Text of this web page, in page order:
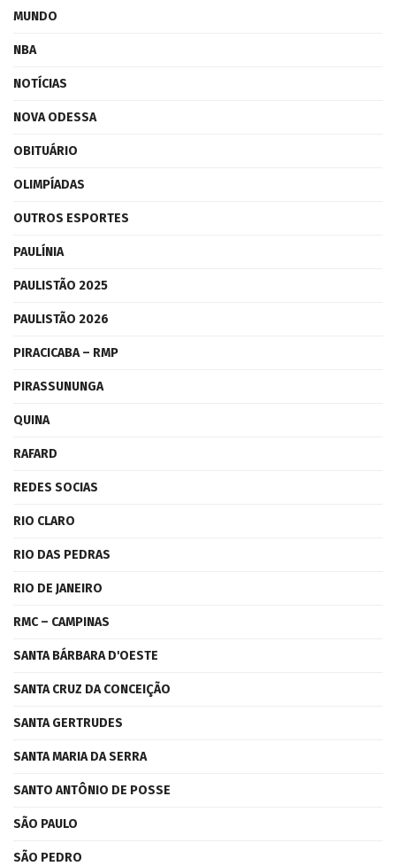
MUNDO
NBA
NOTÍCIAS
NOVA ODESSA
OBITUÁRIO
OLIMPÍADAS
OUTROS ESPORTES
PAULÍNIA
PAULISTÃO 2025
PAULISTÃO 2026
PIRACICABA – RMP
PIRASSUNUNGA
QUINA
RAFARD
REDES SOCIAS
RIO CLARO
RIO DAS PEDRAS
RIO DE JANEIRO
RMC – CAMPINAS
SANTA BÁRBARA D'OESTE
SANTA CRUZ DA CONCEIÇÃO
SANTA GERTRUDES
SANTA MARIA DA SERRA
SANTO ANTÔNIO DE POSSE
SÃO PAULO
SÃO PEDRO